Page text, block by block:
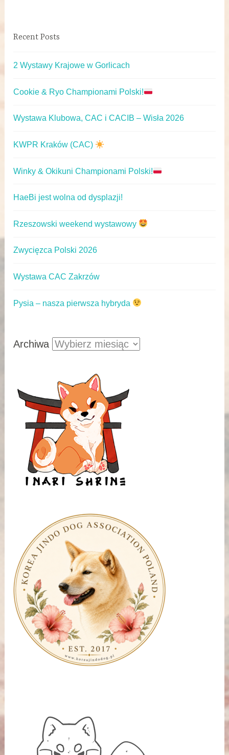
Recent Posts
2 Wystawy Krajowe w Gorlicach
Cookie & Ryo Championami Polski!
Wystawa Klubowa, CAC i CACIB – Wisła 2026
KWPR Kraków (CAC)
Winky & Okikuni Championami Polski!
HaeBi jest wolna od dysplazji!
Rzeszowski weekend wystawowy
Zwycięzca Polski 2026
Wystawa CAC Zakrzów
Pysia – nasza pierwsza hybryda
Archiwa